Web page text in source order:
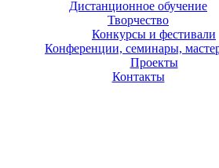
Дистанционное обучение
Творчество
Конкурсы и фестивали
Конференции, семинары,
Проекты
Контакты